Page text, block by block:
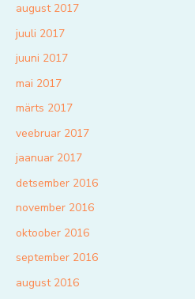
august 2017
juuli 2017
juuni 2017
mai 2017
märts 2017
veebruar 2017
jaanuar 2017
detsember 2016
november 2016
oktoober 2016
september 2016
august 2016